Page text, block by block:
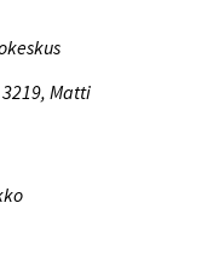
Matti